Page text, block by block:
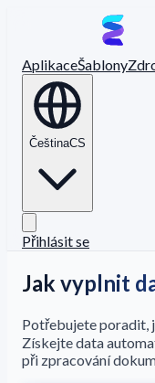
AplikaceŠablony
ČeštinaCS
Přihlásit se
Jak vyplnit
Potřebujete poradit,
Získejte data
při zpracování